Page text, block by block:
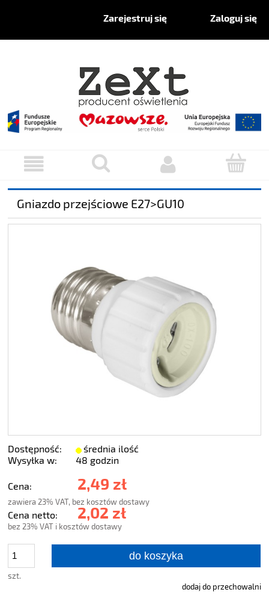
Zarejestruj się Zaloguj się
Gniazdo przejściowe E27>GU10
Dostępność:
średnia ilość
Wysyłka w:
48 godzin
Cena: 2,49 zł
zawiera 23% VAT, bez kosztów dostawy
Cena netto: 2,02 zł
bez 23% VAT i kosztów dostawy
szt.
do koszyka
dodaj do przechowalni